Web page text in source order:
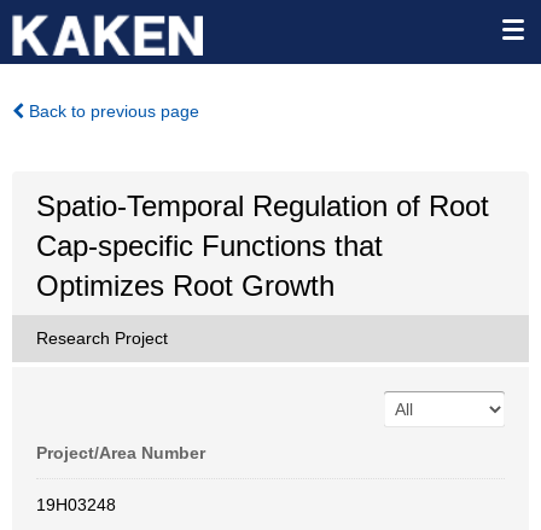
Back to previous page
Spatio-Temporal Regulation of Root
Cap-specific Functions that
Optimizes Root Growth
Research Project
Project/Area Number
19H03248